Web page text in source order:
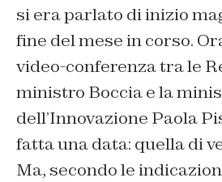
si era parlato di inizio
fine del mese in corso.
video-conferenza tra le
ministro Boccia e la
dell’Innovazione Paola
fatta una data: quella di
Ma, secondo le